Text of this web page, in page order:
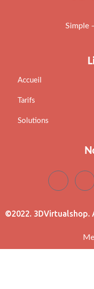
Simple
Accueil
Tarifs
Solutions
©2022. 3DVirtualshop.